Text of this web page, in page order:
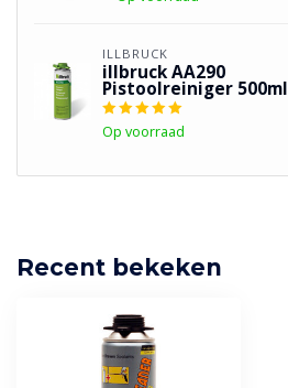
ILLBRUCK
illbruck AA290
Pistoolreiniger 500ml
Op voorraad
Recent bekeken